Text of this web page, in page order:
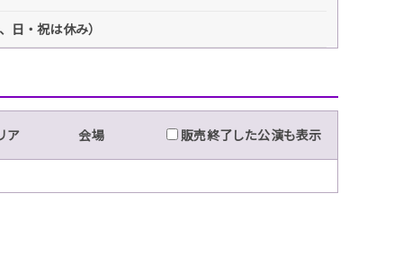
・祝は休み）
ア 会場 販売終了した公演も表示